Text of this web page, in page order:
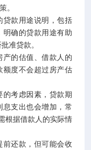
。
贷款用途说明，包括
明确的贷款用途有助
准贷款。
产的估值、借款人的
额度不会超过房产估
的考虑因素，贷款期
支出也会增加，常
根据借款人的实际情
前还款，但可能会收